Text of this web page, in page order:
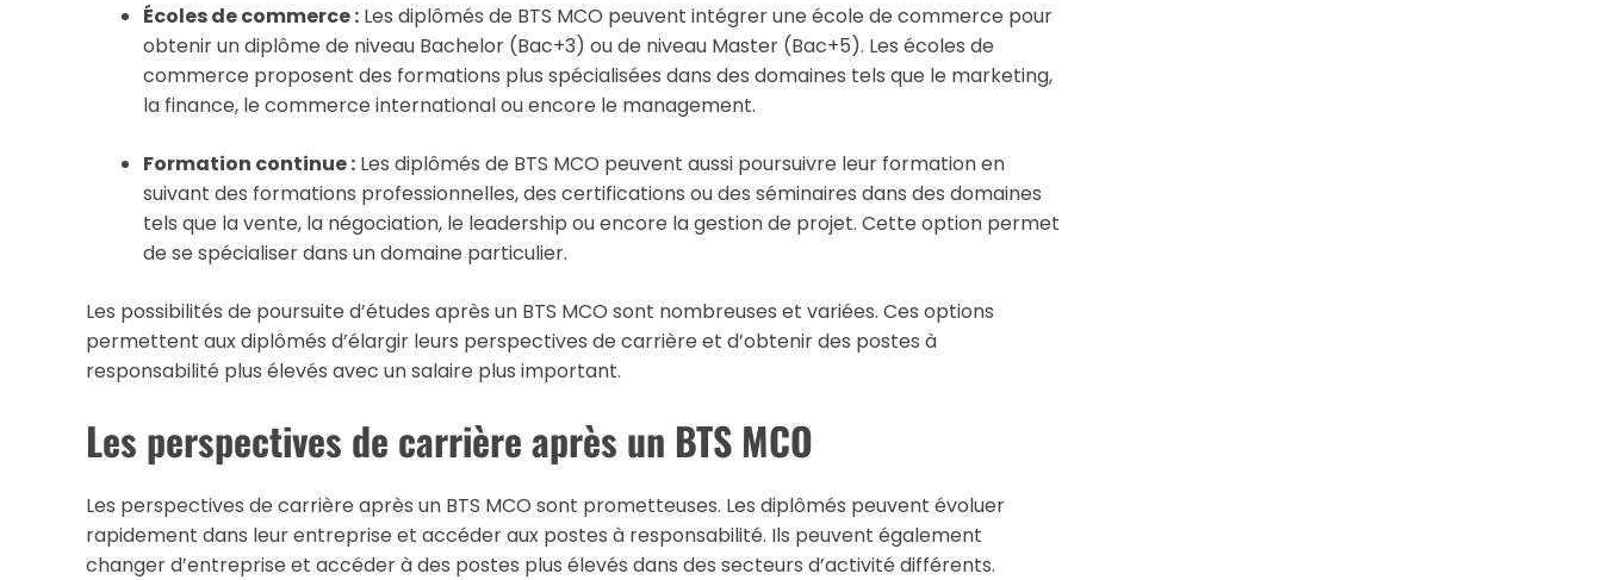
Écoles de commerce : Les diplômés de BTS MCO peuvent intégrer une école de commerce pour
obtenir un diplôme de niveau Bachelor (Bac+3) ou de niveau Master (Bac+5). Les écoles de
commerce proposent des formations plus spécialisées dans des domaines tels que le marketing,
la finance, le commerce international ou encore le management.
Formation continue : Les diplômés de BTS MCO peuvent aussi poursuivre leur formation en
suivant des formations professionnelles, des certifications ou des séminaires dans des domaines
tels que la vente, la négociation, le leadership ou encore la gestion de projet. Cette option permet
de se spécialiser dans un domaine particulier.
Les possibilités de poursuite d’études après un BTS MCO sont nombreuses et variées. Ces options
permettent aux diplômés d’élargir leurs perspectives de carrière et d’obtenir des postes à
responsabilité plus élevés avec un salaire plus important.
Les perspectives de carrière après un BTS MCO
Les perspectives de carrière après un BTS MCO sont prometteuses. Les diplômés peuvent évoluer
rapidement dans leur entreprise et accéder aux postes à responsabilité. Ils peuvent également
changer d’entreprise et accéder à des postes plus élevés dans des secteurs d’activité différents.